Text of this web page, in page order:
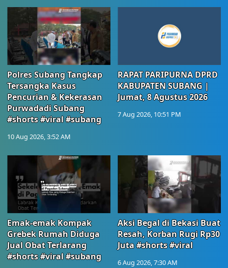
Polres Subang Tangkap
Tersangka Kasus
Pencurian & Kekerasan
Purwadadi Subang
#shorts #viral #subang
10 Aug 2026, 3:52 AM
RAPAT PARIPURNA DPRD
KABUPATEN SUBANG |
Jumat, 8 Agustus 2026
7 Aug 2026, 10:51 PM
Emak-emak Kompak
Grebek Rumah Diduga
Jual Obat Terlarang
#shorts #viral #subang
Aksi Begal di Bekasi Buat
Resah, Korban Rugi Rp30
Juta #shorts #viral
6 Aug 2026, 7:30 AM